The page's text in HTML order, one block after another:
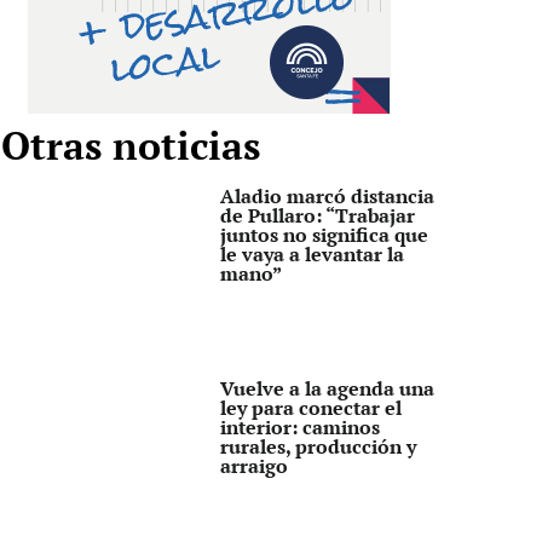
Otras noticias
Aladio marcó distancia
de Pullaro: “Trabajar
juntos no significa que
le vaya a levantar la
mano”
Vuelve a la agenda una
ley para conectar el
interior: caminos
rurales, producción y
arraigo